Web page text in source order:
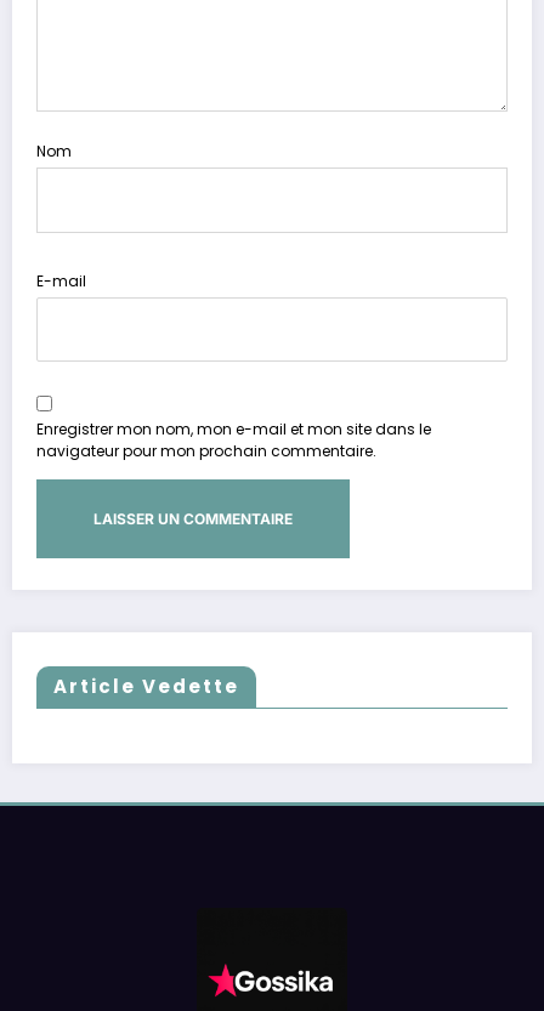
Nom
E-mail
Enregistrer mon nom, mon e-mail et mon site dans le
navigateur pour mon prochain commentaire.
Article Vedette